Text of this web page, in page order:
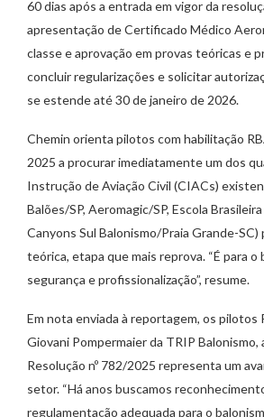
60 dias após a entrada em vigor da
apresentação de Certificado Médico
classe e aprovação em provas teóricas e
concluir regularizações e solicitar
se estende até 30 de janeiro de 2026.
Chemin orienta pilotos com habilitação
2025 a procurar imediatamente um dos
Instrução de Aviação Civil (CIACs)
Balões/SP, Aeromagic/SP, Escola
Canyons Sul Balonismo/Praia Grande-SC)
teórica, etapa que mais reprova. “É para o
segurança e profissionalização”, resume.
Em nota enviada à reportagem, os pilotos
Giovani Pompermaier da TRIP Balonismo,
Resolução nº 782/2025 representa um
setor. “Há anos buscamos
regulamentação adequada para o